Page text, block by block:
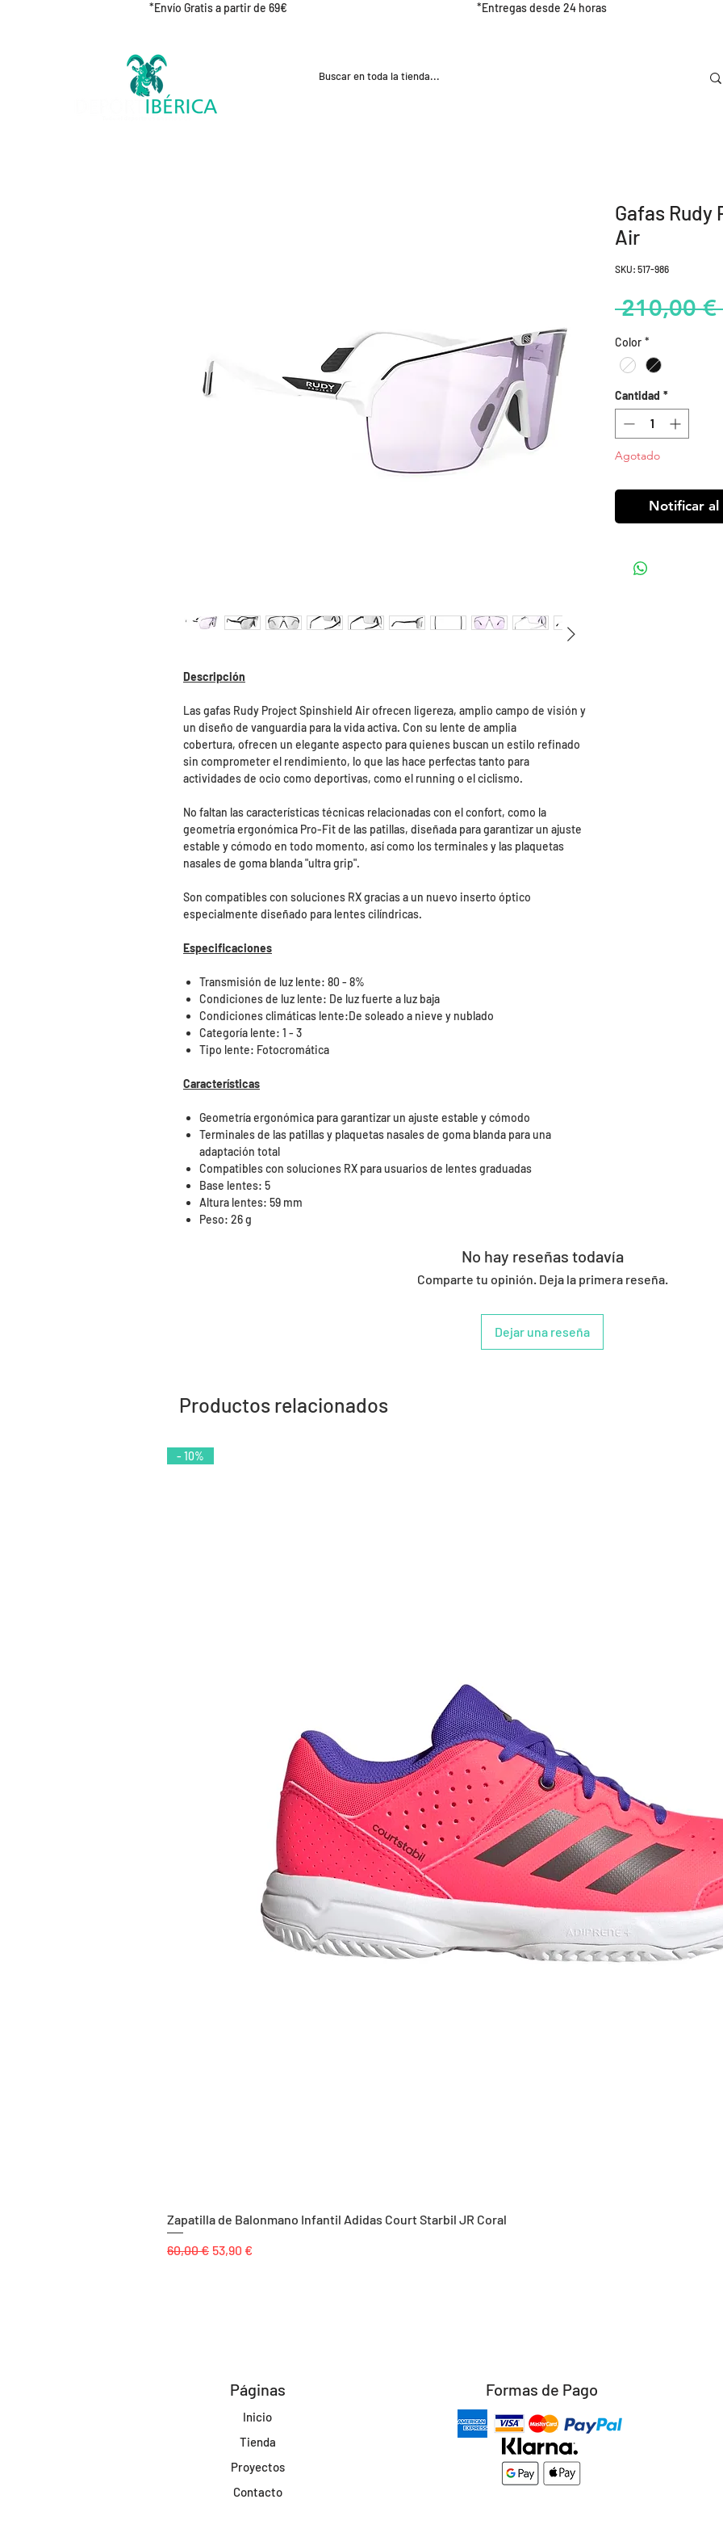
*Envío Gratis a partir de 69€ *Entregas desde 24 horas
Descripción
Las gafas Rudy Project Spinshield Air ofrecen ligereza, amplio campo de visión y
un diseño de vanguardia para la vida activa. Con su lente de amplia
cobertura, ofrecen un elegante aspecto para quienes buscan un estilo refinado
sin comprometer el rendimiento, lo que las hace perfectas tanto para
actividades de ocio como deportivas, como el running o el ciclismo.
No faltan las características técnicas relacionadas con el confort, como la
geometría ergonómica Pro-Fit de las patillas, diseñada para garantizar un ajuste
estable y cómodo en todo momento, así como los terminales y las plaquetas
nasales de goma blanda "ultra grip".
Son compatibles con soluciones RX gracias a un nuevo inserto óptico
especialmente diseñado para lentes cilíndricas.
Especificaciones
Transmisión de luz lente: 80 - 8%
Condiciones de luz lente: De luz fuerte a luz baja
Condiciones climáticas lente:De soleado a nieve y nublado
Categoría lente: 1 - 3
Tipo lente: Fotocromática
Características
Geometría ergonómica para garantizar un ajuste estable y cómodo
Terminales de las patillas y plaquetas nasales de goma blanda para una
adaptación total
Compatibles con soluciones RX para usuarios de lentes graduadas
Base lentes: 5
Altura lentes: 59 mm
Peso: 26 g
Gafas
Air
SKU: 517-986
210,00 €
Color *
Cantidad *
Agotado
Notificar
No hay reseñas todavía
Comparte tu opinión. Deja la primera reseña.
Dejar una reseña
Productos relacionados
- 10%
Zapatilla de Balonmano Infantil Adidas Court Starbil JR Coral
Precio
60,00 € Precio de oferta
53,90 €
Páginas
Inicio
Tienda
Proyectos
Contacto
Formas de Pago